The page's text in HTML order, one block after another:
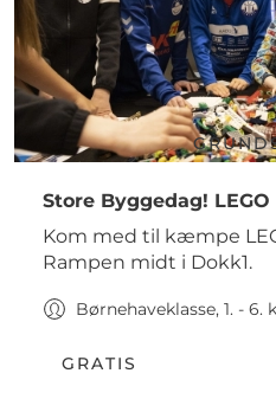
Store Byggedag!
Kom med til kæmpe
Rampen midt i Dokk1.
Børnehaveklasse, 1. - 6.
GRATIS